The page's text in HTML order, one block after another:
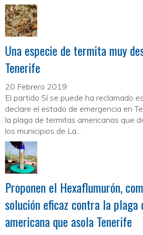
Una especie de termita muy
Tenerife
20 Febrero 2019
El partido Sí se puede ha reclamado
declare el estado de emergencia en
la plaga de termitas americanas que
los municipios de La...
Proponen el Hexaflumurón,
solución eficaz contra la
americana que asola Tenerife